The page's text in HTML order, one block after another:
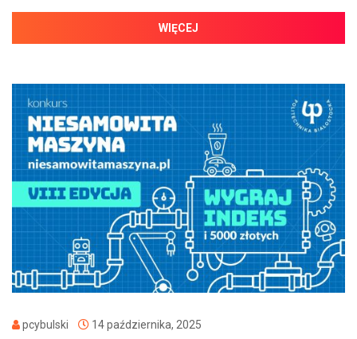
WIĘCEJ
pcybulski 14 października, 2025